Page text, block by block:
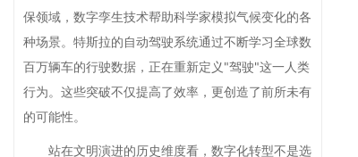
保领域，数字孪生技术帮助科学家模拟气候变化的各
种场景。特斯拉的自动驾驶系统通过不断学习全球数
百万辆车的行驶数据，正在重新定义"驾驶"这一人类
行为。这些突破不仅提高了效率，更创造了前所未有
的可能性。
站在文明演进的历史维度看，数字化转型不是选